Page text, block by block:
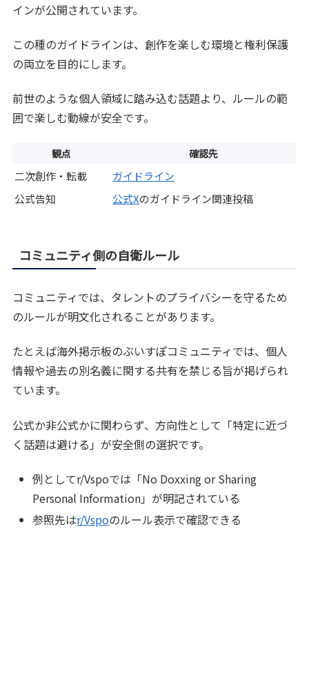
インが公開されています。
この種のガイドラインは、創作を楽しむ環境と権利保護
の両立を目的にします。
前世のような個人領域に踏み込む話題より、ルールの範
囲で楽しむ動線が安全です。
観点 確認先
二次創作・転載
ガイドライン
公式告知
公式Xのガイドライン関連投稿
コミュニティ側の自衛ルール
コミュニティでは、タレントのプライバシーを守るため
のルールが明文化されることがあります。
たとえば海外掲示板のぶいすぽコミュニティでは、個人
情報や過去の別名義に関する共有を禁じる旨が掲げられ
ています。
公式か非公式かに関わらず、方向性として「特定に近づ
く話題は避ける」が安全側の選択です。
例としてr/Vspoでは「No Doxxing or Sharing
Personal Information」が明記されている
参照先はr/Vspoのルール表示で確認できる